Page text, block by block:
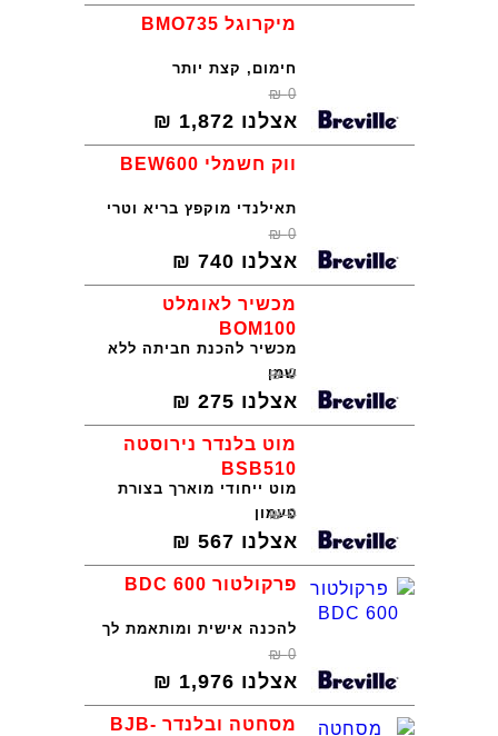
מיקרוגל BMO735
חימום, קצת יותר
0
₪
אצלנו 1,872
₪
ווק חשמלי BEW600
תאילנדי מוקפץ בריא וטרי
0
₪
אצלנו 740
₪
מכשיר לאומלט
BOM100
מכשיר להכנת חביתה ללא
שמן
0
₪
אצלנו 275
₪
מוט בלנדר נירוסטה
BSB510
מוט ייחודי מוארך בצורת
פעמון
0
₪
אצלנו 567
₪
פרקולטור BDC 600
להכנה אישית ומותאמת לך
0
₪
אצלנו 1,976
₪
מסחטה ובלנדר BJB-